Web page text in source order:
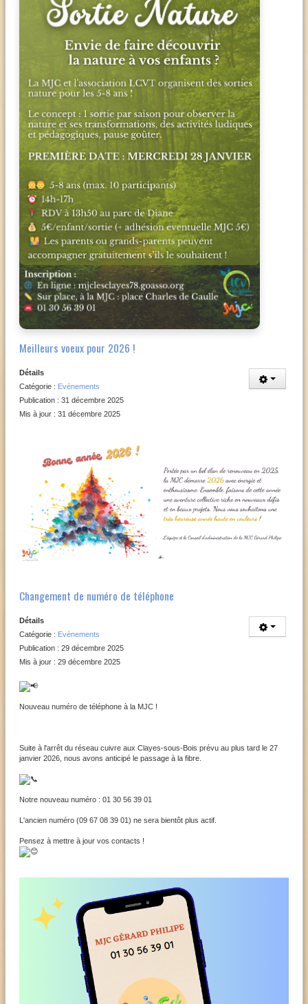
Meilleurs voeux pour 2026 !
Détails
Catégorie : Evénements
Publication : 31 décembre 2025
Mis à jour : 31 décembre 2025
Changement de numéro de téléphone
Détails
Catégorie : Evénements
Publication : 29 décembre 2025
Mis à jour : 29 décembre 2025
Nouveau numéro de téléphone à la MJC !
Suite à l'arrêt du réseau cuivre aux Clayes-sous-Bois prévu au plus tard le 27
janvier 2026, nous avons anticipé le passage à la fibre.
Notre nouveau numéro : 01 30 56 39 01
L'ancien numéro (09 67 08 39 01) ne sera bientôt plus actif.
Pensez à mettre à jour vos contacts !